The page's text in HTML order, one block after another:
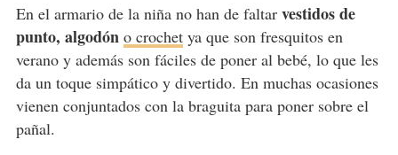
En el armario de la niña no han de faltar vestidos de
punto, algodón o crochetya que son fresquitos en
verano y además son fáciles de poner al bebé, lo que les
da un toque simpático y divertido. En muchas ocasiones
vienen conjuntados con la braguita para poner sobre el
pañal.